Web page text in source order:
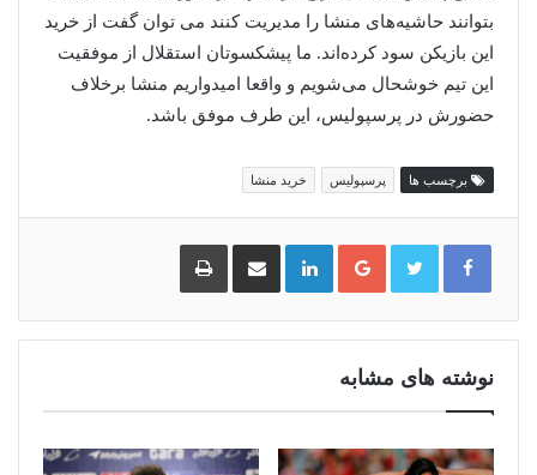
بتوانند حاشیه‌های منشا را مدیریت کنند می توان گفت از خرید
این بازیکن سود کرده‌اند. ما پیشکسوتان استقلال از موفقیت
این تیم خوشحال می‌شویم و واقعا امیدواریم منشا برخلاف
حضورش در پرسپولیس، این طرف موفق باشد.
برچسب ها پرسپولیس خرید منشا
گوگل
پلاس
لینکدین اشتراک
گذاری
ایمیل
چاپ
نوشته های مشابه